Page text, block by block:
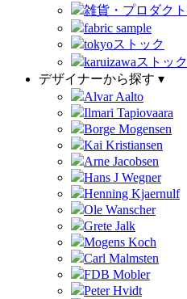
雑貨・プロダクト
fabric sample
tokyoストック
karuizawaストック
デザイナーから探す ▾
Alvar Aalto
Ilmari Tapiovaara
Borge Mogensen
Kai Kristiansen
Arne Jacobsen
Hans J Wegner
Henning Kjaernulf
Ole Wanscher
Grete Jalk
Mogens Koch
Carl Malmsten
FDB Mobler
Peter Hvidt